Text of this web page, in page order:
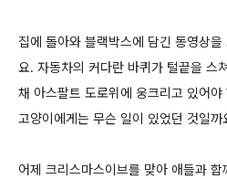
집에 돌아와 블랙박스에 담긴 동영상
요. 자동차의 커다란 바퀴가 털끝을 스
채 아스팔트 도로위에 웅크리고 있어
고양이에게는 무슨 일이 있었던 것일까
어제 크리스마스이브를 맞아 애들과